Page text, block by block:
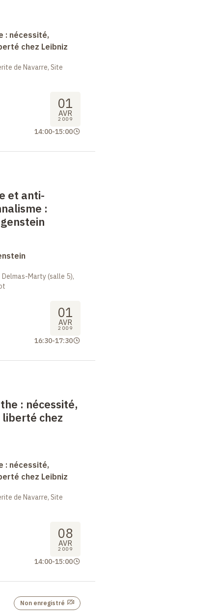
: nécessité,
chez Leibniz
de Navarre, Site
01
AVR
2009
14:00-15:00
et anti-
:
Marty (salle 5),
01
AVR
2009
16:30-17:30
: nécessité,
chez
: nécessité,
chez Leibniz
de Navarre, Site
08
AVR
2009
14:00-15:00
Non enregistré